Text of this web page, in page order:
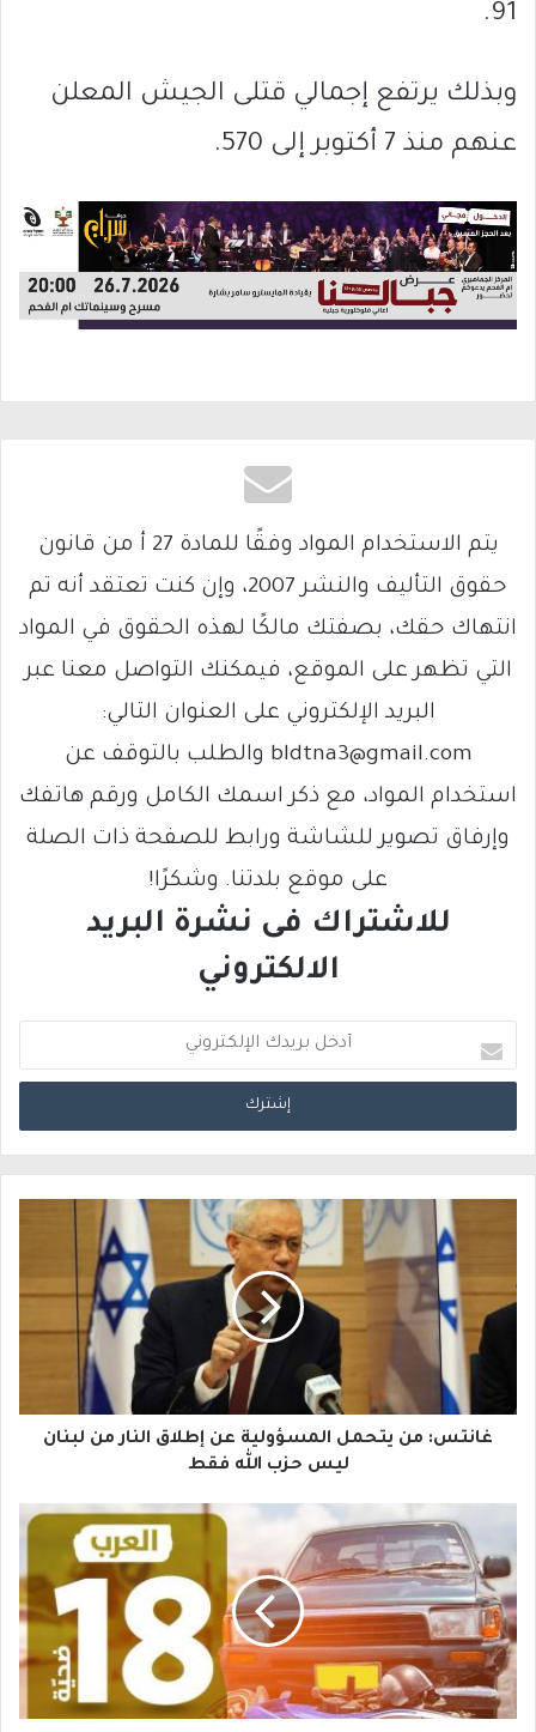
91.
وبذلك يرتفع إجمالي قتلى الجيش المعلن
عنهم منذ 7 أكتوبر إلى 570.
يتم الاستخدام المواد وفقًا للمادة 27 أ من قانون
حقوق التأليف والنشر 2007، وإن كنت تعتقد أنه تم
انتهاك حقك، بصفتك مالكًا لهذه الحقوق في المواد
التي تظهر على الموقع، فيمكنك التواصل معنا عبر
البريد الإلكتروني على العنوان التالي:
bldtna3@gmail.com والطلب بالتوقف عن
استخدام المواد، مع ذكر اسمك الكامل ورقم هاتفك
وإرفاق تصوير للشاشة ورابط للصفحة ذات الصلة
على موقع بلدتنا. وشكرًا!
للاشتراك فى نشرة البريد
الالكتروني
د
خ
ي
ا
إ
ك
ت
ر
و
غانتس: من يتحمل المسؤولية عن إطلاق النار من لبنان
ليس حزب الله فقط